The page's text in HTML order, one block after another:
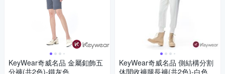
KeyWear奇威名品 金屬釦飾五
分褲(共2色)-鐵灰色
KeyWear奇威名品 側結構分割
休閒收褲腿長褲(共2色)-白色